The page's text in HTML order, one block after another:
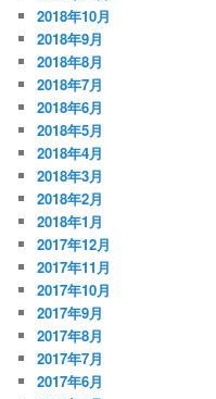
2018年10月
2018年9月
2018年8月
2018年7月
2018年6月
2018年5月
2018年4月
2018年3月
2018年2月
2018年1月
2017年12月
2017年11月
2017年10月
2017年9月
2017年8月
2017年7月
2017年6月